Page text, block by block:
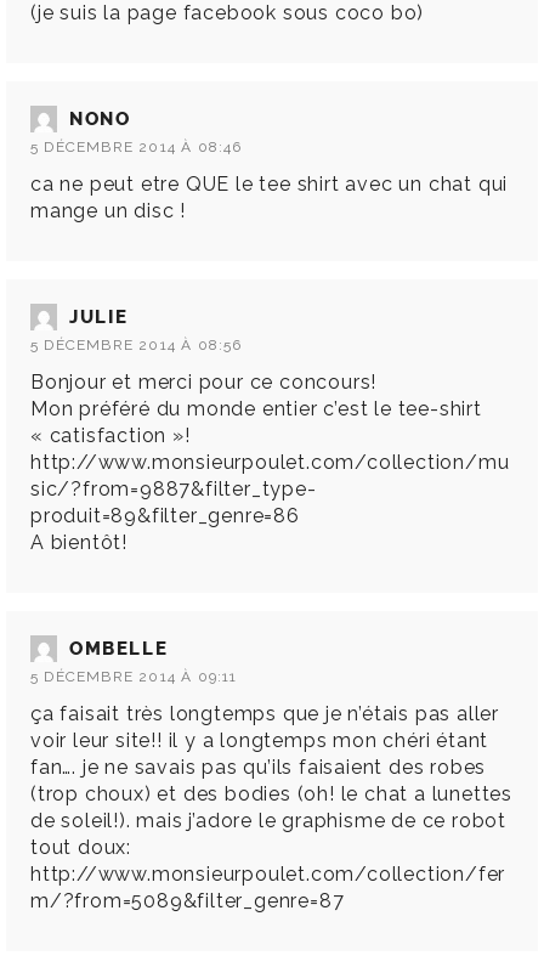
(je suis la page facebook sous coco bo)
NONO
5 DÉCEMBRE 2014 À 08:46
ca ne peut etre QUE le tee shirt avec un chat qui
mange un disc !
JULIE
5 DÉCEMBRE 2014 À 08:56
Bonjour et merci pour ce concours!
Mon préféré du monde entier c’est le tee-shirt
« catisfaction »!
http://www.monsieurpoulet.com/collection/mu
sic/?from=9887&filter_type-
produit=89&filter_genre=86
A bientôt!
OMBELLE
5 DÉCEMBRE 2014 À 09:11
ça faisait très longtemps que je n’étais pas aller
voir leur site!! il y a longtemps mon chéri étant
fan…. je ne savais pas qu’ils faisaient des robes
(trop choux) et des bodies (oh! le chat a lunettes
de soleil!). mais j’adore le graphisme de ce robot
tout doux:
http://www.monsieurpoulet.com/collection/fer
m/?from=5089&filter_genre=87